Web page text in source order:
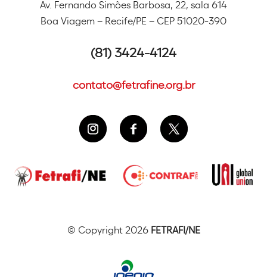
Av. Fernando Simões Barbosa, 22, sala 614
Boa Viagem – Recife/PE – CEP 51020-390
(81) 3424-4124
contato@fetrafine.org.br
© Copyright 2026 FETRAFI/NE